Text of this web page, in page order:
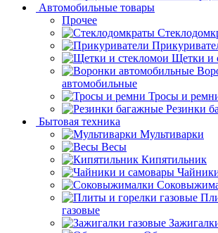
Автомобильные товары
Прочее
Щетки и
автомобильные
Тросы и
Резинки
Бытовая техника
Мультиварки
Весы
Кипятильник
газовые